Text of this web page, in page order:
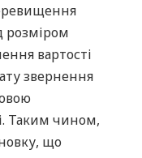
розміром
вартості
звернення
Таким чином,
що